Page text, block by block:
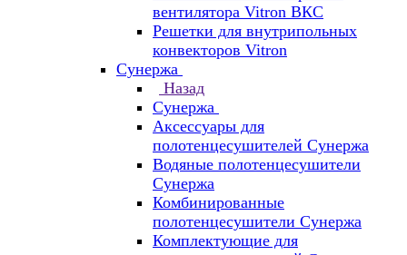
вентилятора Vitron ВКС
Решетки для внутрипольных
конвекторов Vitron
Сунержа
Назад
Сунержа
Аксессуары для
полотенцесушителей Сунержа
Водяные полотенцесушители
Сунержа
Комбинированные
полотенцесушители Сунержа
Комплектующие для